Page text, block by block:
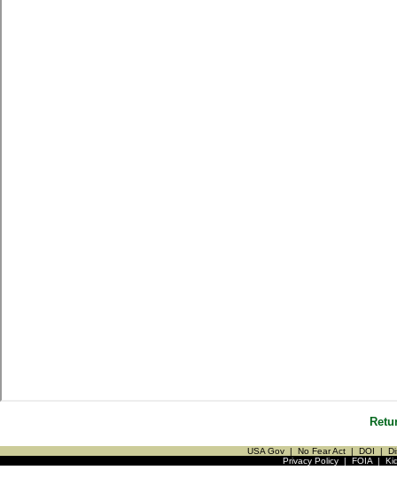
USA Gov | No Fear Act | DOI |
Privacy Policy| FOIA|